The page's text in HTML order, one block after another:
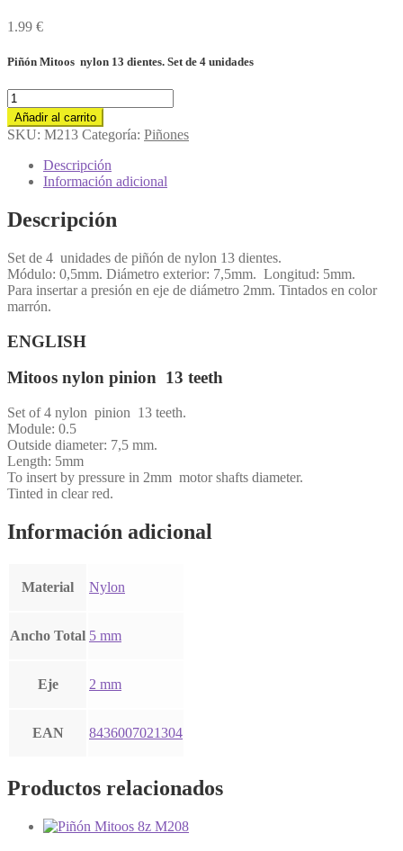
1.99 €
Piñón Mitoos nylon 13 dientes. Set de 4 unidades
Piñón
Mitoos
13z
cantidad
Añadir al carrito
SKU: M213 Categoría: Piñones
Descripción
Información adicional
Descripción
Set de 4 unidades de piñón de nylon 13 dientes.
Módulo: 0,5mm. Diámetro exterior: 7,5mm. Longitud: 5mm.
Para insertar a presión en eje de diámetro 2mm. Tintados en color
marrón.
ENGLISH
Mitoos nylon pinion 13 teeth
Set of 4 nylon pinion 13 teeth.
Module: 0.5
Outside diameter: 7,5 mm.
Length: 5mm
To insert by pressure in 2mm motor shafts diameter.
Tinted in clear red.
Información adicional
Material Nylon
Ancho Total 5 mm
Eje 2 mm
EAN 8436007021304
Productos relacionados
M208